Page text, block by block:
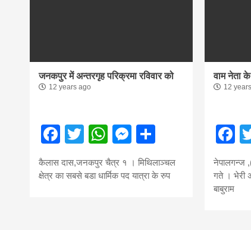
जनकपुर में अन्तरगृह परिक्रमा रविवार को
12 years ago
Facebook
TwitterWhatsApp
Messenger
कैलास दास,जनकपुर चैत्र १ । मिथिलाञ्चल
क्षेत्र का सबसे बडा धार्मिक पद यात्रा के रुप
वाम नेता के
12
नेपालगन्ज
गते । भेरी
बाबुराम